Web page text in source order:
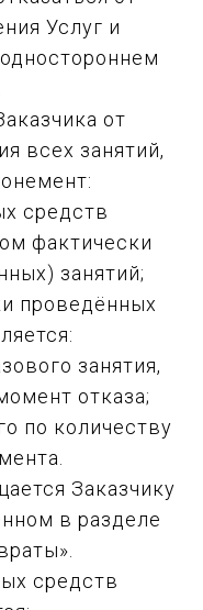
Услуг и
от
всех занятий,
средств
фактически
занятий;
проведённых
занятия,
отказа;
по количеству
Заказчику
в разделе
средств